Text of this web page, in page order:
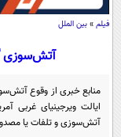
فیلم » بین الملل
آتش‌سوزی
منابع خبری از وقوع
ایالت ویرجینیای غربی
آتش‌سوزی و تلفات یا